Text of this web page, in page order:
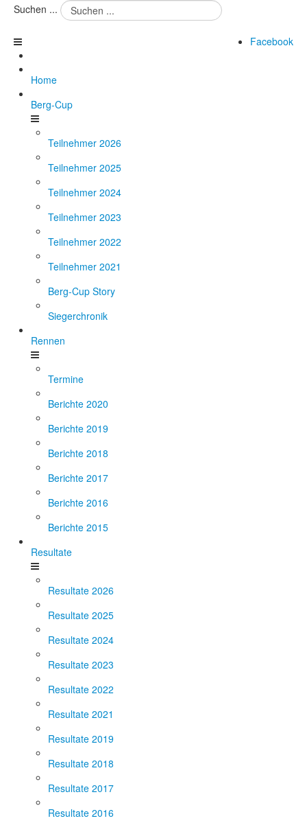
Suchen ...
Facebook
Home
Berg-Cup
Teilnehmer 2026
Teilnehmer 2025
Teilnehmer 2024
Teilnehmer 2023
Teilnehmer 2022
Teilnehmer 2021
Berg-Cup Story
Siegerchronik
Rennen
Termine
Berichte 2020
Berichte 2019
Berichte 2018
Berichte 2017
Berichte 2016
Berichte 2015
Resultate
Resultate 2026
Resultate 2025
Resultate 2024
Resultate 2023
Resultate 2022
Resultate 2021
Resultate 2019
Resultate 2018
Resultate 2017
Resultate 2016